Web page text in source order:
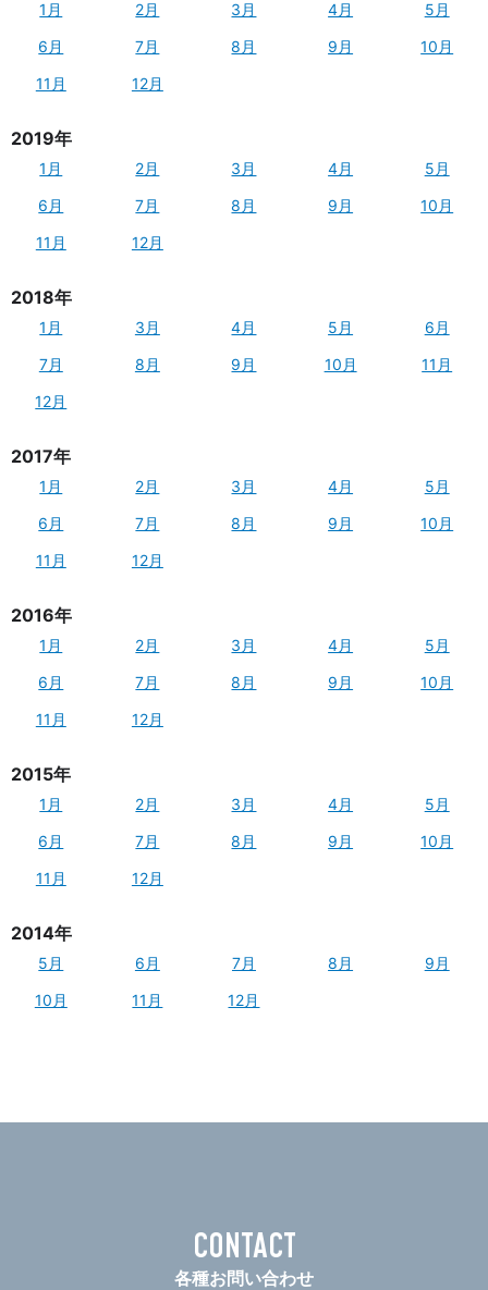
1月 2月 3月 4月
5月
6月
7月 8月 9月
10月
11月
12月
2019年
1月 2月 3月 4月
5月
6月
7月 8月 9月
10月
11月
12月
2018年
1月 3月 4月 5月
6月
7月
8月 9月 10月
11月
12月
2017年
1月 2月 3月 4月
5月
6月
7月 8月 9月
10月
11月
12月
2016年
1月 2月 3月 4月
5月
6月
7月 8月 9月
10月
11月
12月
2015年
1月 2月 3月 4月
5月
6月
7月 8月 9月
10月
11月
12月
2014年
5月 6月 7月 8月
9月
10月
11月 12月
CONTACT
各種お問い合わせ